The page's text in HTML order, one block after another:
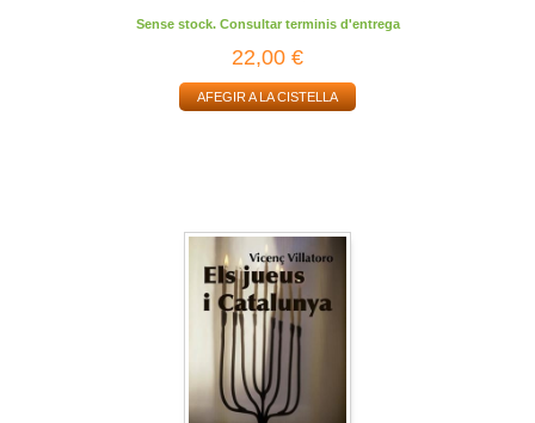
Sense stock. Consultar terminis d'entrega
22,00 €
AFEGIR A LA CISTELLA